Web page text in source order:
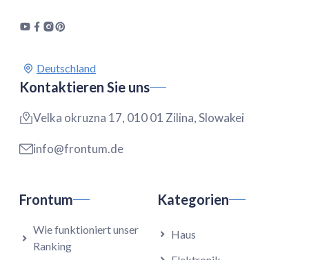
Kontaktieren Sie uns
Velka okruzna 17, 010 01 Zilina, Slowakei
info@frontum.de
Frontum
Wie funktioniert unser
Ranking
Kategorien
Haus